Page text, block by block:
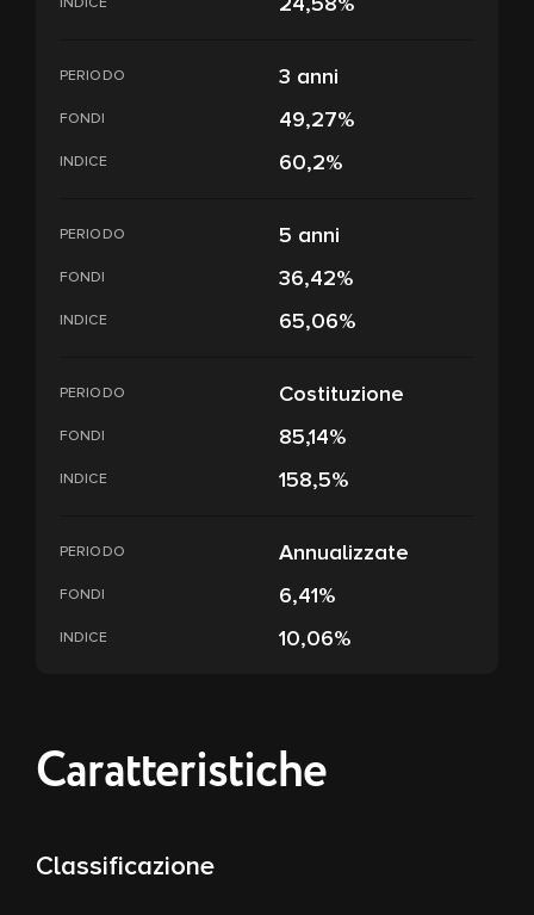
PERIODO 3 anni
FONDI 49,27%
INDICE 60,2%
PERIODO 5 anni
FONDI 36,42%
INDICE 65,06%
PERIODO Costituzione
FONDI 85,14%
INDICE 158,5%
PERIODO Annualizzate
FONDI 6,41%
INDICE 10,06%
Caratteristiche
Classificazione